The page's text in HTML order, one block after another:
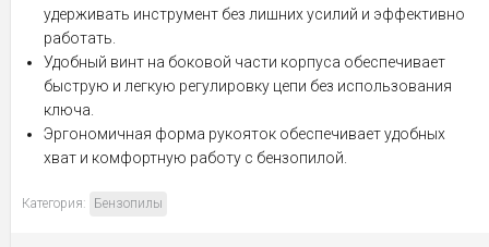
удерживать инструмент без лишних усилий и эффективно
работать.
Удобный винт на боковой части корпуса обеспечивает
быструю и легкую регулировку цепи без использования
ключа.
Эргономичная форма рукояток обеспечивает удобных
хват и комфортную работу с бензопилой.
Категория: Бензопилы